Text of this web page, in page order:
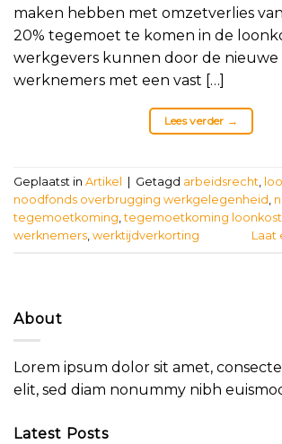
maken hebben met omzetverlies
20% tegemoet te komen in de
werkgevers kunnen door de nieuwe
werknemers met een vast […]
Lees verder →
Geplaatst in Artikel Getagd arbeidsrecht,
noodfonds overbrugging werkgelegenheid ,
tegemoetkoming,tegemoetkoming
werknemers, werktijdverkorting Laat
About
Lorem ipsum dolor sit amet,
elit, sed diam nonummy nibh
Latest Posts